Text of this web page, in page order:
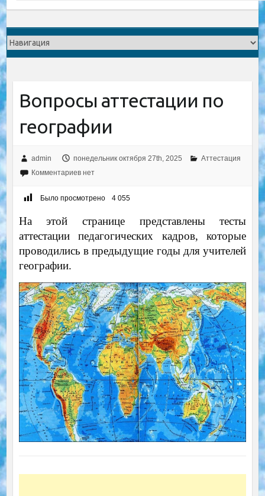
Вопросы аттестации по
географии
admin понедельник октября 27th, 2025
Аттестация
Комментариев нет
Было просмотрено 4 055
На этой странице представлены тесты
аттестации педагогических кадров, которые
проводились в предыдущие годы для учителей
географии.